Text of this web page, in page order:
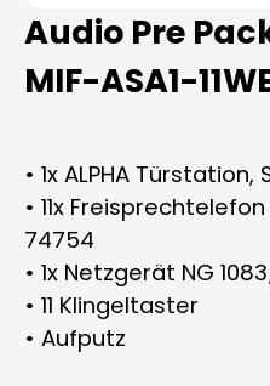
Audio Pre
MIF-ASA1-
• 1x ALPHA Türstation,
• 11x Freisprechtelefon
74754
• 1x Netzgerät NG
• 11 Klingeltaster
• Aufputz